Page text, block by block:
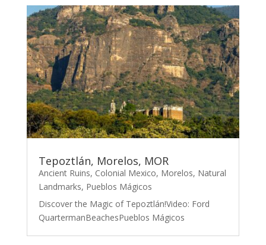
Tepoztlán, Morelos, MOR
Ancient Ruins, Colonial Mexico, Morelos, Natural
Landmarks, Pueblos Mágicos
Discover the Magic of Tepoztlán!Video: Ford
QuartermanBeachesPueblos Mágicos